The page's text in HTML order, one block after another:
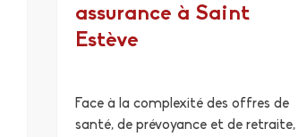
assurance à Saint
Estève
Face à la complexité des offres de
santé, de prévoyance et de retraite,